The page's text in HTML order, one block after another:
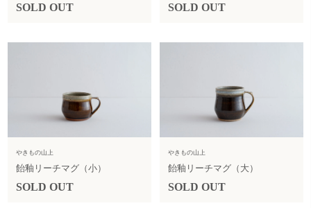
SOLD OUT SOLD OUT
やきもの山上
飴釉リーチマグ（小）
SOLD OUT
やきもの山上
飴釉リーチマグ（大）
SOLD OUT